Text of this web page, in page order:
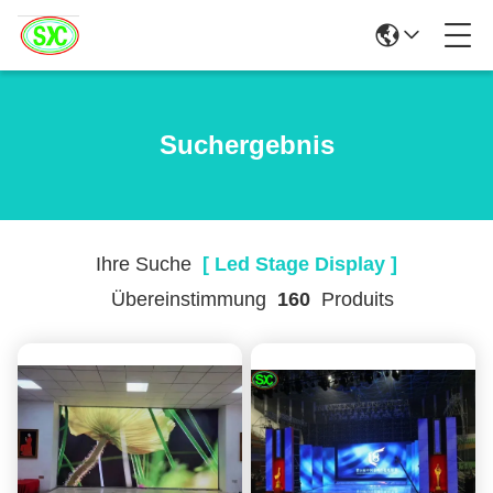
Suchergebnis
Ihre Suche [ Led Stage Display ]
Übereinstimmung 160Produits